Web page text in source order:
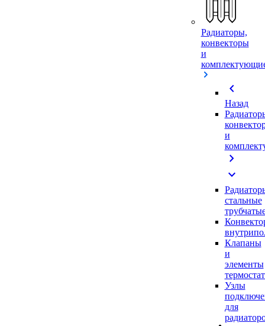
Радиаторы,
конвекторы
и
chevron_left
Назад
и
chevron_right
expand_more
стальные
Клапаны
и
элементы
Узлы
для